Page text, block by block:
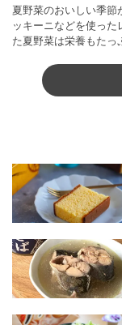
夏野菜のおいしい季
ッキーニなどを使っ
た夏野菜は栄養もた